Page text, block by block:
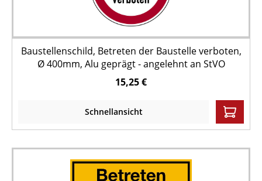
Baustellenschild, Betreten der Baustelle verboten,
Ø 400mm, Alu geprägt - angelehnt an StVO
15,25 €
Schnellansicht